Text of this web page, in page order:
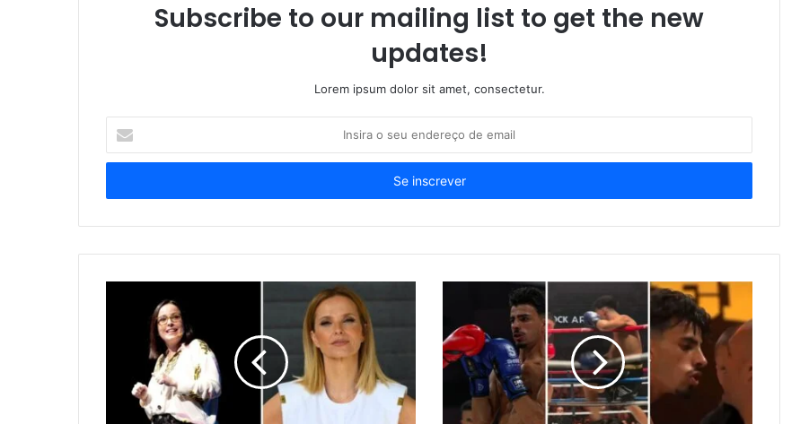
Subscribe to our mailing list to get the new
updates!
Lorem ipsum dolor sit amet, consectetur.
seu
de